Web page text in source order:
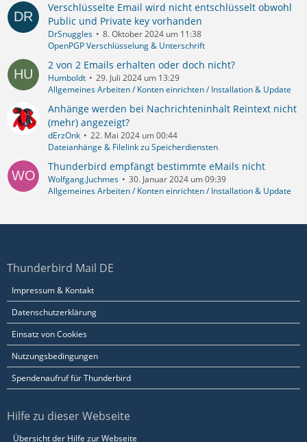
Verschlüsselte Email wird nicht entschlüsselt obwohl
Public und Private key vorhanden
DrSnuggles
8. Oktober 2024 um 11:38
OpenPGP Verschlüsselung & Unterschrift
2 von 2 Emails erhalten oder doch nicht?
Humboldt
29. Juli 2024 um 13:29
Allgemeines Arbeiten / Konten einrichten / Installation & Update
Anhänge werden bei Nachrichteninhalt Reintext nicht
(mehr) angezeigt?
dErzOnk
22. Mai 2024 um 00:44
Dateianhänge & Filelink zu Speicherdiensten
Thunderbird empfängt bestimmte eMails nicht
Wolfgang.Juchmes
30. Januar 2024 um 09:39
Allgemeines Arbeiten / Konten einrichten / Installation & Update
Thunderbird Mail DE
Impressum & Kontakt
Datenschutzerklärung
Einsatz von Cookies
Nutzungsbedingungen
Spendenaufruf für Thunderbird
Hilfe zu dieser Webseite
Übersicht der Hilfe zur Webseite